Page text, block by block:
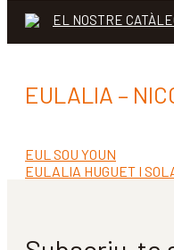
EL NOSTRE
EULALIA –
Navegació
d'entrades
Entrada
anterior:
EUL SOU YOUN
Pròxima
EULALIA HUGUET I